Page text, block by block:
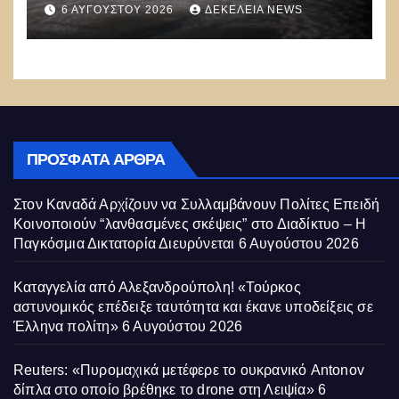
μποφόρ
6 ΑΥΓΟΎΣΤΟΥ 2026 ΔΕΚΈΛΕΙΑ NEWS
ΠΡΌΣΦΑΤΑ ΆΡΘΡΑ
Στον Καναδά Αρχίζουν να Συλλαμβάνουν Πολίτες Επειδή
Κοινοποιούν “λανθασμένες σκέψεις” στο Διαδίκτυο – Η
Παγκόσμια Δικτατορία Διευρύνεται 6 Αυγούστου 2026
Καταγγελία από Αλεξανδρούπολη! «Τούρκος
αστυνομικός επέδειξε ταυτότητα και έκανε υποδείξεις σε
Έλληνα πολίτη» 6 Αυγούστου 2026
Reuters: «Πυρομαχικά μετέφερε το ουκρανικό Antonov
δίπλα στο οποίο βρέθηκε το drone στη Λειψία» 6